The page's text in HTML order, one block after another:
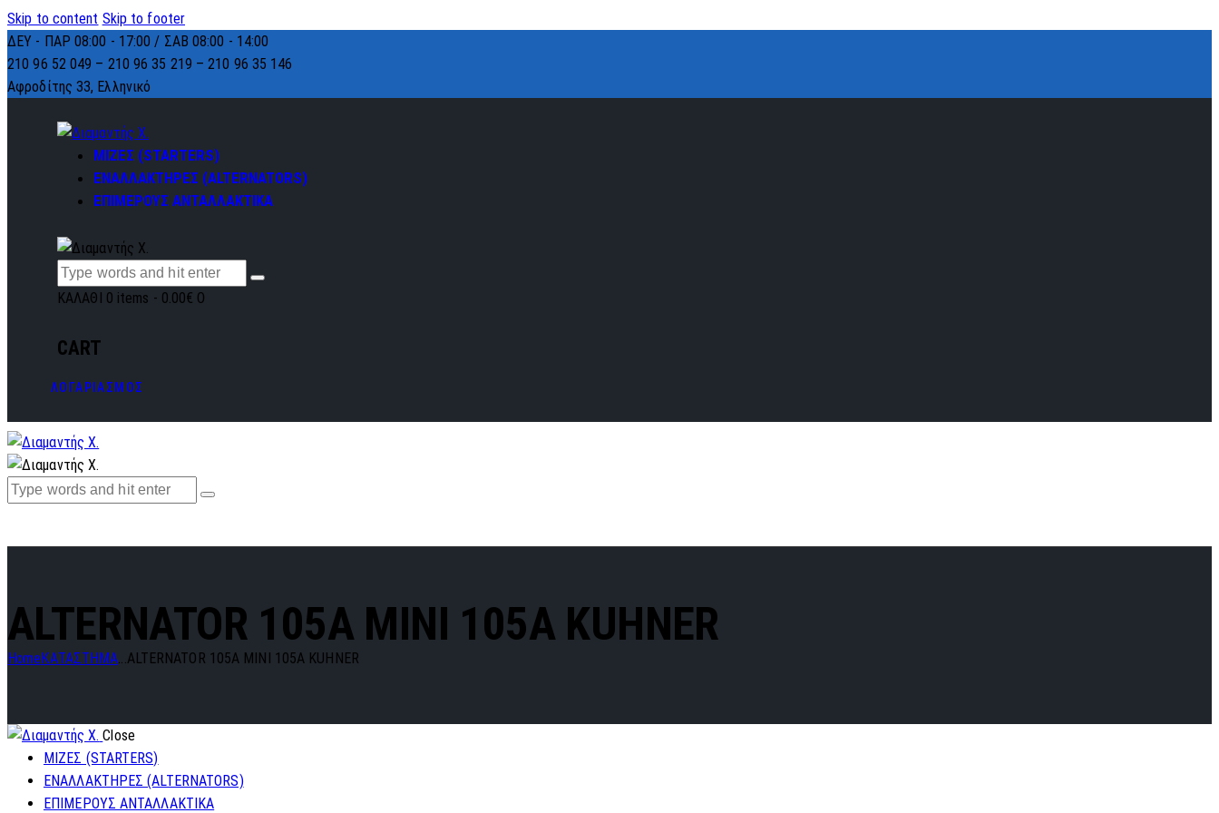
Skip to content Skip to footer
ΔΕΥ - ΠΑΡ 08:00 - 17:00 / ΣΑΒ 08:00 - 14:00
210 96 52 049 – 210 96 35 219 –210 96 35 146
Αφροδίτης 33, Ελληνικό
ΜΙΖΕΣ (STARTERS)
ΕΝΑΛΛΑΚΤΗΡΕΣ (ALTERNATORS)
ΕΠΙΜΕΡΟΥΣ ΑΝΤΑΛΛΑΚΤΙΚΑ
ΚΑΛΑΘΙ 0 items - 0.00€ 0
CART
ΛΟΓΑΡΙΑΣΜΟΣ
ALTERNATOR 105A MINI 105A KUHNER
Home ΚΑΤΑΣΤΗΜΑ...ALTERNATOR 105A MINI 105A KUHNER
Close
ΜΙΖΕΣ (STARTERS)
ΕΝΑΛΛΑΚΤΗΡΕΣ (ALTERNATORS)
ΕΠΙΜΕΡΟΥΣ ΑΝΤΑΛΛΑΚΤΙΚΑ